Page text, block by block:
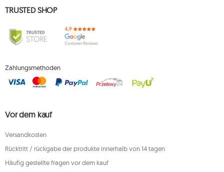
TRUSTED SHOP
Zahlungsmethoden
Vor dem kauf
Versandkosten
Rücktritt / rückgabe der produkte innerhalb von 14 tagen
Häufig gestellte fragen vor dem kauf